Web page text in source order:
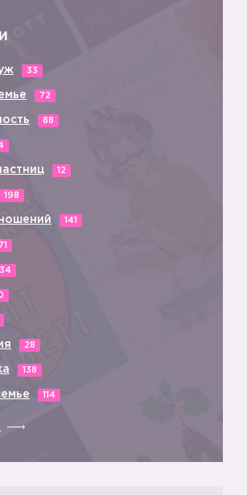
33
72
88
12
198
141
71
34
28
138
114